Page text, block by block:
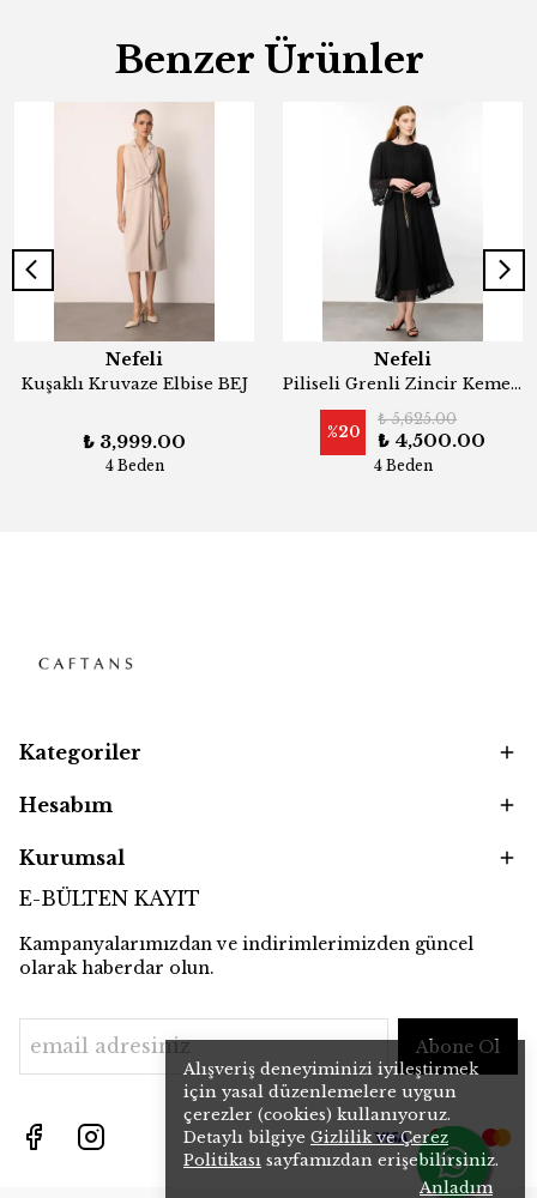
Alışveriş deneyiminizi iyileştirmek
için yasal düzenlemelere uygun
çerezler (cookies) kullanıyoruz.
Detaylı bilgiye Gizlilik ve Çerez
Politikası sayfamızdan erişebilirsiniz.
Anladım
Benzer Ürünler
Nefeli
Kuşaklı Kruvaze Elbise BEJ
₺ 3,999.00
4 Beden
Nefeli
Piliseli Grenli Zincir Kemerli Elbise SİYAH
%20
₺ 5,625.00
₺ 4,500.00
4 Beden
Kategoriler
Hesabım
Kurumsal
E-BÜLTEN KAYIT
Kampanyalarımızdan ve indirimlerimizden güncel
olarak haberdar olun.
Abone Ol